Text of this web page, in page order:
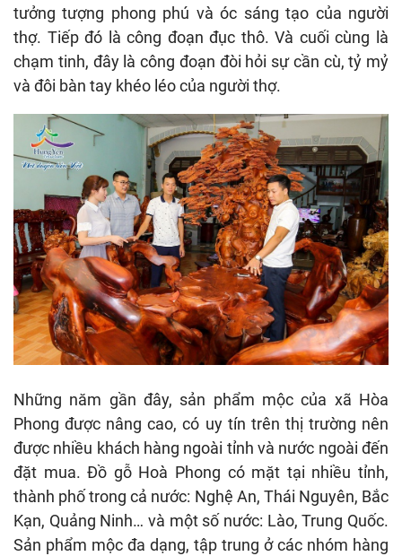
tưởng tượng phong phú và óc sáng tạo của người
thợ. Tiếp đó là công đoạn đục thô. Và cuối cùng là
chạm tinh, đây là công đoạn đòi hỏi sự cần cù, tỷ mỷ
và đôi bàn tay khéo léo của người thợ.
Những năm gần đây, sản phẩm mộc của xã Hòa
Phong được nâng cao, có uy tín trên thị trường nên
được nhiều khách hàng ngoài tỉnh và nước ngoài đến
đặt mua. Đồ gỗ Hoà Phong có mặt tại nhiều tỉnh,
thành phố trong cả nước: Nghệ An, Thái Nguyên, Bắc
Kạn, Quảng Ninh… và một số nước: Lào, Trung Quốc.
Sản phẩm mộc đa dạng, tập trung ở các nhóm hàng